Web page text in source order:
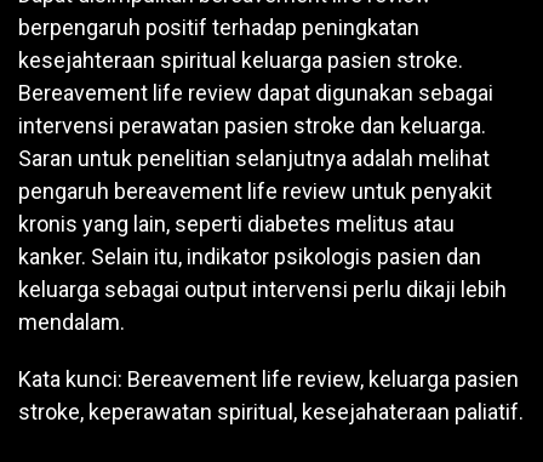
berpengaruh positif terhadap peningkatan
kesejahteraan spiritual keluarga pasien stroke.
Bereavement life review dapat digunakan sebagai
intervensi perawatan pasien stroke dan keluarga.
Saran untuk penelitian selanjutnya adalah melihat
pengaruh bereavement life review untuk penyakit
kronis yang lain, seperti diabetes melitus atau
kanker. Selain itu, indikator psikologis pasien dan
keluarga sebagai output intervensi perlu dikaji lebih
mendalam.
Kata kunci: Bereavement life review, keluarga pasien
stroke, keperawatan spiritual, kesejahateraan paliatif.